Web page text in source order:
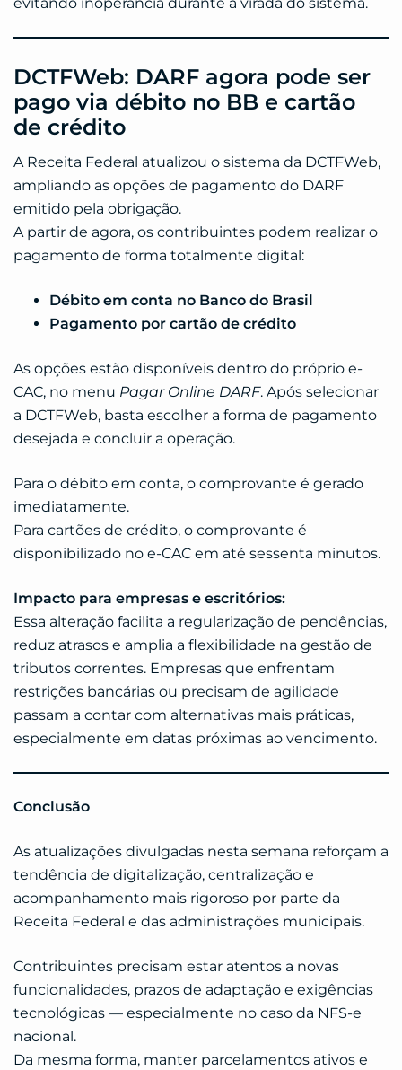
DCTFWeb: DARF agora pode ser
pago via débito no BB e cartão
de crédito
A Receita Federal atualizou o sistema da DCTFWeb,
ampliando as opções de pagamento do DARF
emitido pela obrigação.
A partir de agora, os contribuintes podem realizar o
pagamento de forma totalmente digital:
Débito em conta no Banco do Brasil
Pagamento por cartão de crédito
As opções estão disponíveis dentro do próprio e-
CAC, no menu Pagar Online DARF. Após selecionar
a DCTFWeb, basta escolher a forma de pagamento
desejada e concluir a operação.
Para o débito em conta, o comprovante é gerado
imediatamente.
Para cartões de crédito, o comprovante é
disponibilizado no e-CAC em até sessenta minutos.
Impacto para empresas e escritórios:
Essa alteração facilita a regularização de pendências,
reduz atrasos e amplia a flexibilidade na gestão de
tributos correntes. Empresas que enfrentam
restrições bancárias ou precisam de agilidade
passam a contar com alternativas mais práticas,
especialmente em datas próximas ao vencimento.
Conclusão
As atualizações divulgadas nesta semana reforçam a
tendência de digitalização, centralização e
acompanhamento mais rigoroso por parte da
Receita Federal e das administrações municipais.
Contribuintes precisam estar atentos a novas
funcionalidades, prazos de adaptação e exigências
tecnológicas — especialmente no caso da NFS-e
nacional.
Da mesma forma, manter parcelamentos ativos e